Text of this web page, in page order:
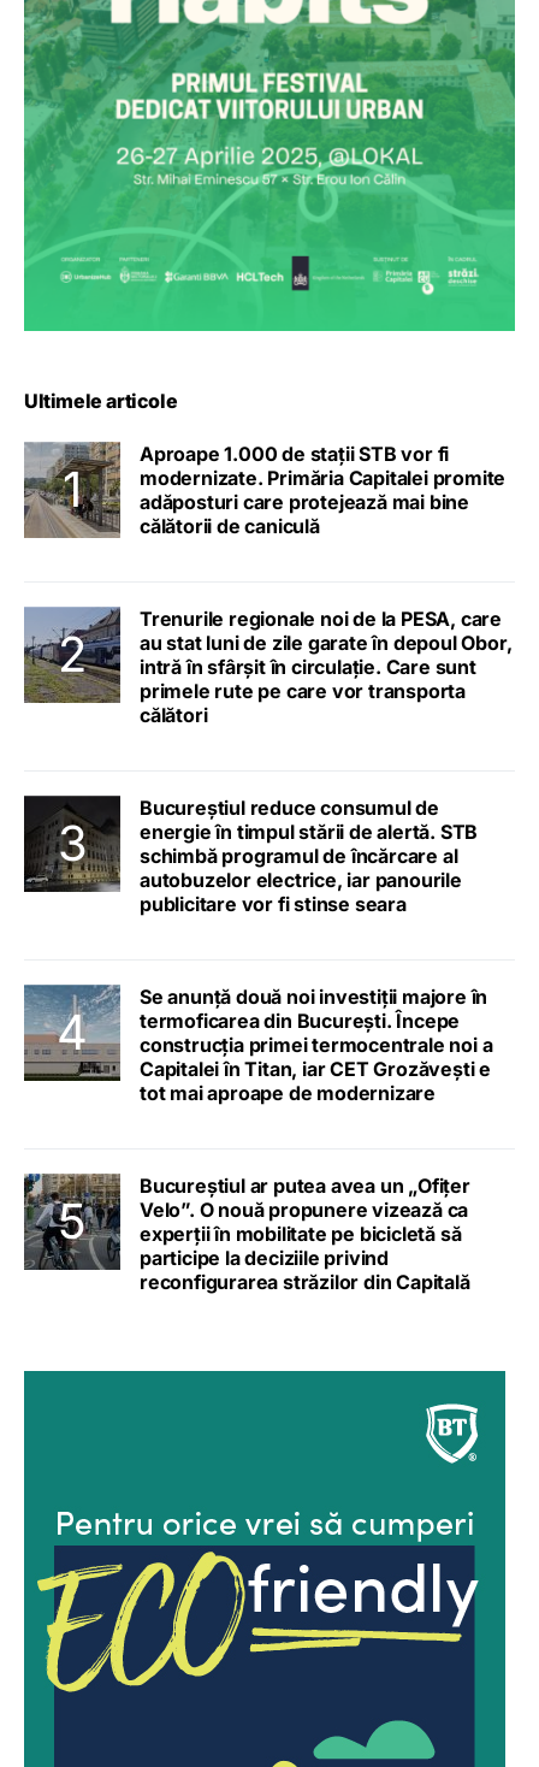
Ultimele articole
Aproape 1.000 de stații STB vor fi
modernizate. Primăria Capitalei promite
adăposturi care protejează mai bine
călătorii de caniculă
Trenurile regionale noi de la PESA, care
au stat luni de zile garate în depoul Obor,
intră în sfârșit în circulație. Care sunt
primele rute pe care vor transporta
călători
Bucureștiul reduce consumul de
energie în timpul stării de alertă. STB
schimbă programul de încărcare al
autobuzelor electrice, iar panourile
publicitare vor fi stinse seara
Se anunță două noi investiții majore în
termoficarea din București. Începe
construcția primei termocentrale noi a
Capitalei în Titan, iar CET Grozăvești e
tot mai aproape de modernizare
Bucureștiul ar putea avea un „Ofițer
Velo”. O nouă propunere vizează ca
experții în mobilitate pe bicicletă să
participe la deciziile privind
reconfigurarea străzilor din Capitală